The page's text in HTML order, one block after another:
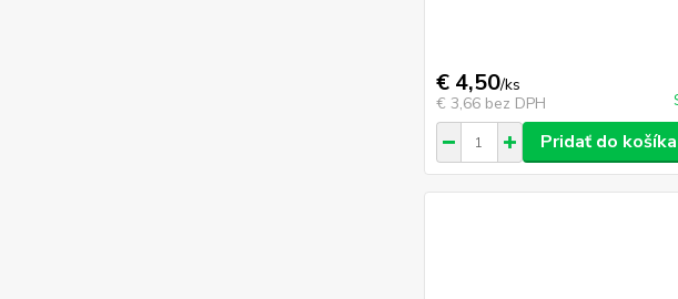
€ 4,50/ks
€ 3,66 bez DPH
Pridať do košíka